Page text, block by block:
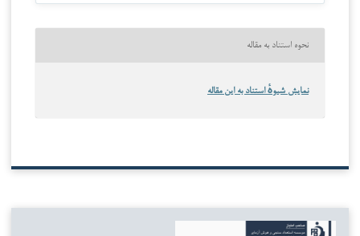
نحوه استناد به مقاله
نمایش شیوهٔ استناد به این مقاله